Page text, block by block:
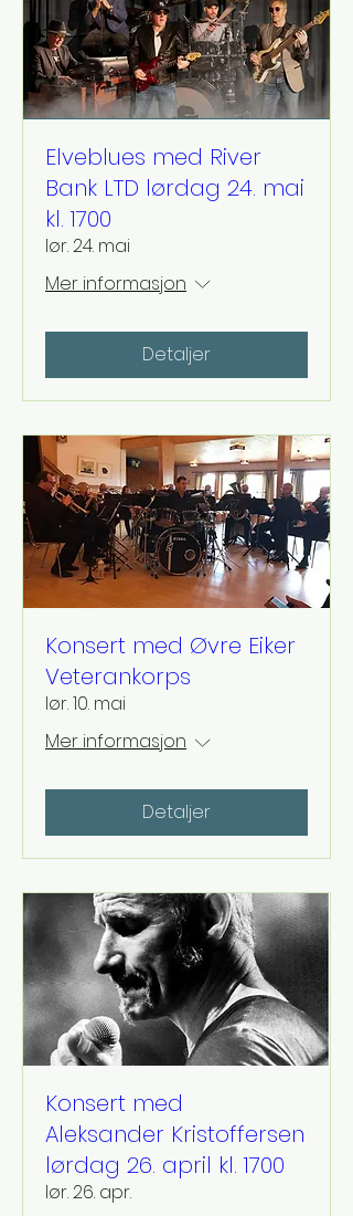
Elveblues med River
Bank LTD lørdag 24. mai
kl. 1700
lør. 24. mai
Mer informasjon
Detaljer
Konsert med Øvre Eiker
Veterankorps
lør. 10. mai
Mer informasjon
Detaljer
Konsert med
Aleksander Kristoffersen
lørdag 26. april kl. 1700
lør. 26. apr.